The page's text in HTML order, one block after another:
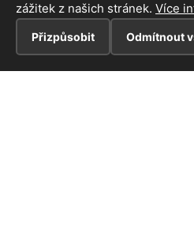
zážitek z našich stránek. Více
Přizpůsobit Odmítnout